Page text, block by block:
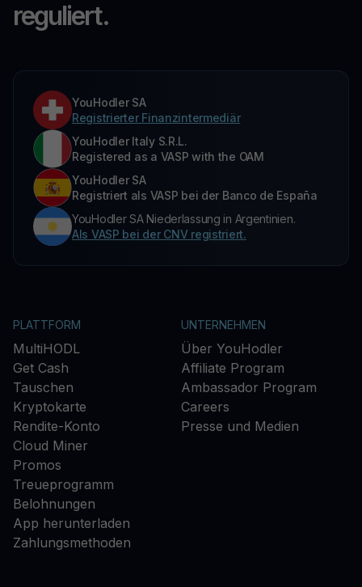
reguliert.
YouHodler SA
Registrierter Finanzintermediär
YouHodler Italy S.R.L.
Registered as a VASP with the OAM
YouHodler SA
Registriert als VASP bei der Banco de España
YouHodler SA Niederlassung in Argentinien.
Als VASP bei der CNV registriert.
PLATTFORM
MultiHODL
Get Cash
Tauschen
Kryptokarte
Rendite-Konto
Cloud Miner
Promos
Treueprogramm
Belohnungen
App herunterladen
Zahlungsmethoden
UNTERNEHMEN
Über YouHodler
Affiliate Program
Ambassador Program
Careers
Presse und Medien